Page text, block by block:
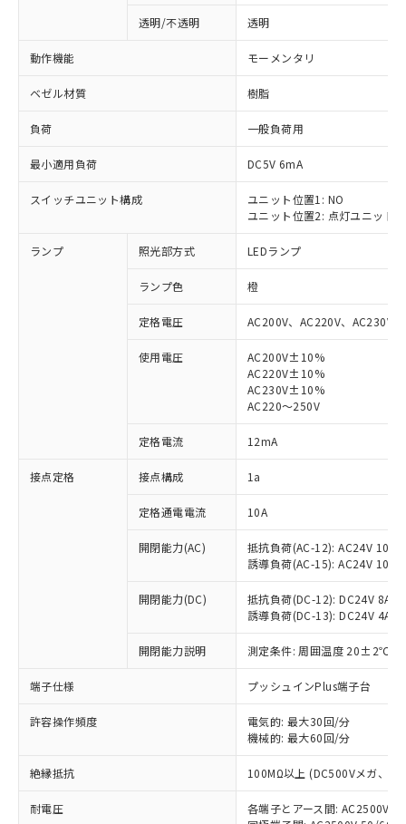
透明/不透明 透明
動作機能 モーメンタリ
ベゼル材質 樹脂
負荷 一般負荷用
最小適用負荷 DC5V 6mA
スイッチユニット構成
ユニット位置1: NO
ユニット位置2: 点灯ユニット
ランプ 照光部方式 LEDランプ
ランプ色 橙
定格電圧 AC200V、AC220V、AC230V
使用電圧
AC200V±10%
AC220V±10%
AC230V±10%
AC220～250V
定格電流 12mA
接点定格 接点構成 1a
定格通電電流 10A
開閉能力(AC)
抵抗負荷(AC-12): AC24V 10A/
誘導負荷(AC-15): AC24V
開閉能力(DC)
抵抗負荷(DC-12): DC24V 8A/
誘導負荷(DC-13): DC24V 4A/
開閉能力説明 測定条件: 周囲温度 20±2℃、
端子仕様 プッシュインPlus端子台
許容操作頻度
電気的: 最大30回/分
機械的: 最大60回/分
絶縁抵抗 100MΩ以上 (DC500Vメガ、点
耐電圧
各端子とアース間: AC2500V
ご利用条件
以下の条件をお読みいただき、同意のうえ
本サービスは、当社制御機器事業取扱
商品の当社在庫状況および標準価格
(税抜)を提供させていただくもので
当社制御機器事業取扱商品の中には、
本サービスの対象外となる商品もある
ことをご了承ください。
在庫状況および標準価格照会結果は、
記載している更新日時点での社内デー
タに基づき作成されるものであり、閲
準価格とは異なる場合があることをご
対応済み：EU RoHS指令（10物質）の
非含有に対応した製品が提供可能な商品で
対応予定：EU RoHS指令（10物質）の非含
有に対応した製品に切り替える予定のある
対応予定なし：EU RoHS指令（10物質）の
非含有に非対応の商品で、対応品を出す予
調査・確認中：EU RoHS指令（10物質）の
非含有の対応状況を調査中または確認中の
非該当品：ライセンス料など無形物で、有
害物質有無と関係のない商品です。
仕入先様の事情により、非含有部品として
いたものが、含有品と判明した場合などや
むを得ず変更することがあります。
*EU RoHS指令（10物質）：
鉛(Pb) 1000ppm以下、 水銀(Hg) 1000ppm以下、 カド
六価クロム(Cr(Ⅵ)) 1000ppm以下、ポリ臭化ビフェニル
「○」：最大均質材料含有率が中国RoHSの
基準値以下であることを示します。
「×」：最大均質材料含有率が中国RoHSの
基準値を超えていることを示します。
「－」：未確認です。当社販売部門へお問
当社は、これら貴社製品のうち、外国
為替および外国貿易法に定める商品
（以下｢規制貨物等」という）を輸出
または国外への提供する場合は、日本
国政府の輸出許可(または役務取引許
可)を取得するなどの必要な手続きを